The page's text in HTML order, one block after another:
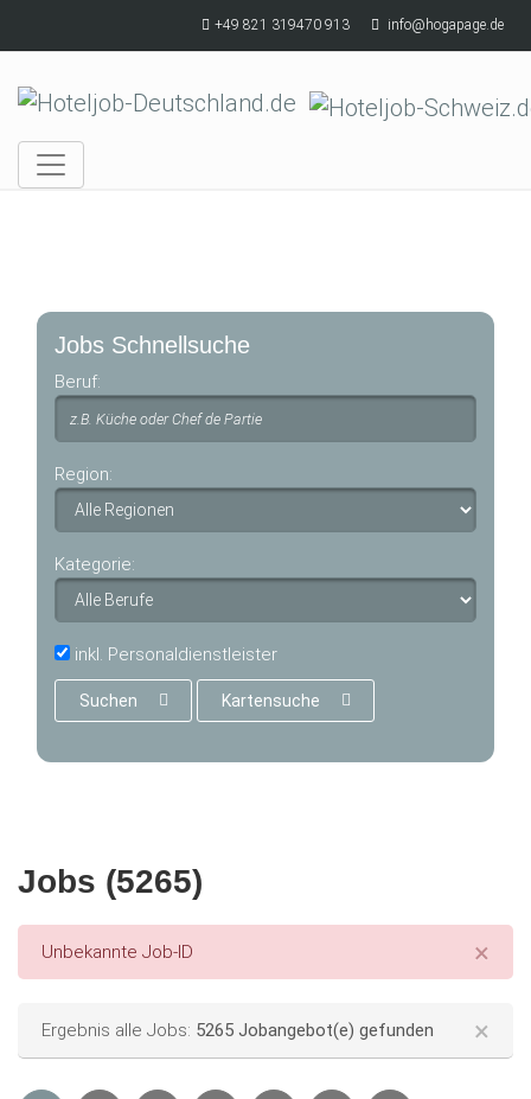
+49 821 319470 913 info@hogapage.de
Jobs Schnellsuche
Beruf:
Region:
Kategorie:
inkl. Personaldienstleister
Suchen Kartensuche
Jobs (5265)
×
Error message
Unbekannte Job-ID
×
Status message
Ergebnis alle Jobs: 5265 Jobangebot(e) gefunden